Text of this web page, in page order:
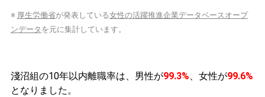
※ 厚生労働省が発表している女性の活躍推進企業データベースオープ
ンデータ を元に集計しています。
淺沼組の10年以内離職率は、男性が99.3%、女性が99.6%
となりました。